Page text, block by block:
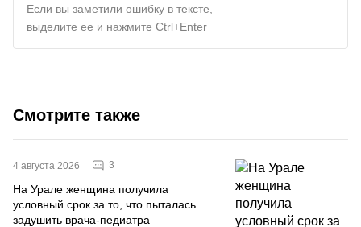
Если вы заметили ошибку в тексте,
выделите ее и нажмите Ctrl+Enter
Смотрите также
4 августа 2026 3
На Урале женщина получила
условный срок за то, что пыталась
задушить врача-педиатра